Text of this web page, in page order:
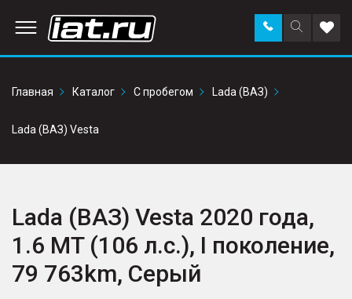
Поиск
по
Заказать
звонок в
Главная
Каталог С пробегом Lada (ВАЗ)
Lada (ВАЗ) Vesta
Lada (ВАЗ) Vesta 2020 года,
1.6 MT (106 л.с.), I поколение,
79 763km, Серый